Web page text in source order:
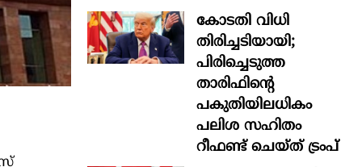
കോടതി വിധി
തിരിച്ചടിയായി;
പിരിച്ചെടുത്ത
താരിഫിന്‍റെ
പകുതിയിലധികം
പലിശ സഹിതം
റീഫണ്ട് ചെയ്ത് ട്രംപ്